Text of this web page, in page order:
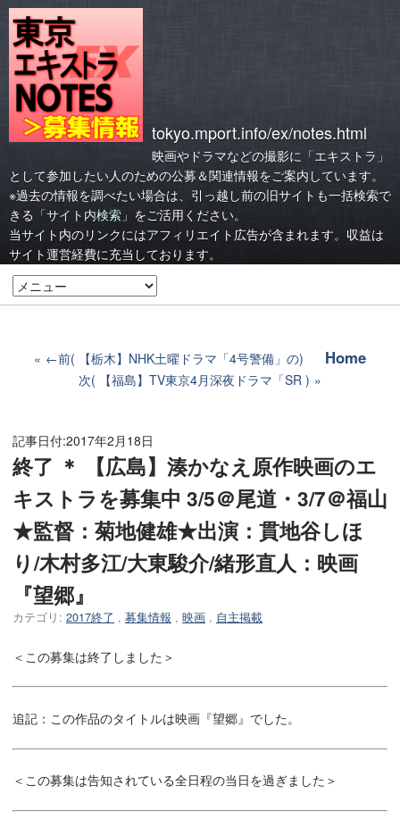
tokyo.mport.info/ex/notes.html
映画やドラマなどの撮影に「エキストラ」
として参加したい人のための公募＆関連情報をご案内しています。
※過去の情報を調べたい場合は、引っ越し前の旧サイトも一括検索で
きる 「サイト内検索」 をご活用ください。
当サイト内のリンクにはアフィリエイト広告が含まれます。収益は
サイト運営経費に充当しております。
←前( 【栃木】NHK土曜ドラマ「4号警備」の) Home
次( 【福島】TV東京4月深夜ドラマ「SR )
記事日付:2017年2月18日
終了 ＊ 【広島】湊かなえ原作映画のエ
キストラを募集中 3/5＠尾道・3/7＠福山
★監督：菊地健雄★出演：貫地谷しほ
り/木村多江/大東駿介/緒形直人：映画
『望郷』
カテゴリ: 2017終了 , 募集情報 , 映画 , 自主掲載
＜この募集は終了しました＞
追記：この作品のタイトルは映画『望郷』でした。
＜この募集は告知されている全日程の当日を過ぎました＞